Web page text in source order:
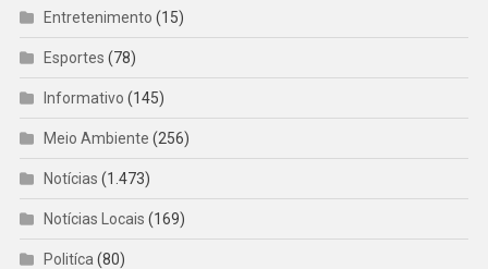
Entretenimento (15)
Esportes (78)
Informativo (145)
Meio Ambiente (256)
Notícias (1.473)
Notícias Locais (169)
Politíca (80)